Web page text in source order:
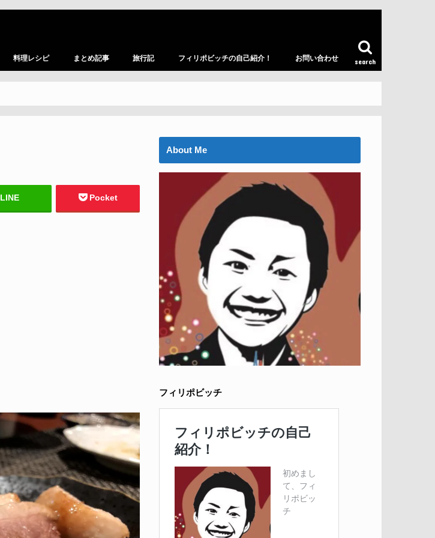
search
料理レシピ まとめ記事 旅行記 フィリポビッチの自己紹介！ お問い合わせ
LINE Pocket
About Me
フィリポビッチ